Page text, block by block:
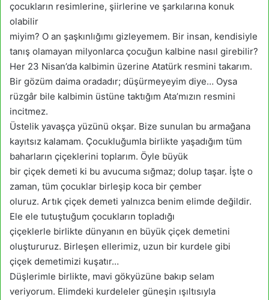
çocukların resimlerine, şiirlerine ve şarkılarına konuk
olabilir
miyim? O an şaşkınlığımı gizleyemem. Bir insan, kendisiyle
tanış olamayan milyonlarca çocuğun kalbine nasıl girebilir?
Her 23 Nisan’da kalbimin üzerine Atatürk resmini takarım.
Bir gözüm daima oradadır; düşürmeyeyim diye… Oysa
rüzgâr bile kalbimin üstüne taktığım Ata’mızın resmini
incitmez.
Üstelik yavaşça yüzünü okşar. Bize sunulan bu armağana
kayıtsız kalamam. Çocukluğumla birlikte yaşadığım tüm
baharların çiçeklerini toplarım. Öyle büyük
bir çiçek demeti ki bu avucuma sığmaz; dolup taşar. İşte o
zaman, tüm çocuklar birleşip koca bir çember
oluruz. Artık çiçek demeti yalnızca benim elimde değildir.
Ele ele tutuştuğum çocukların topladığı
çiçeklerle birlikte dünyanın en büyük çiçek demetini
oluştururuz. Birleşen ellerimiz, uzun bir kurdele gibi
çiçek demetimizi kuşatır…
Düşlerimle birlikte, mavi gökyüzüne bakıp selam
veriyorum. Elimdeki kurdeleler güneşin ışıltısıyla